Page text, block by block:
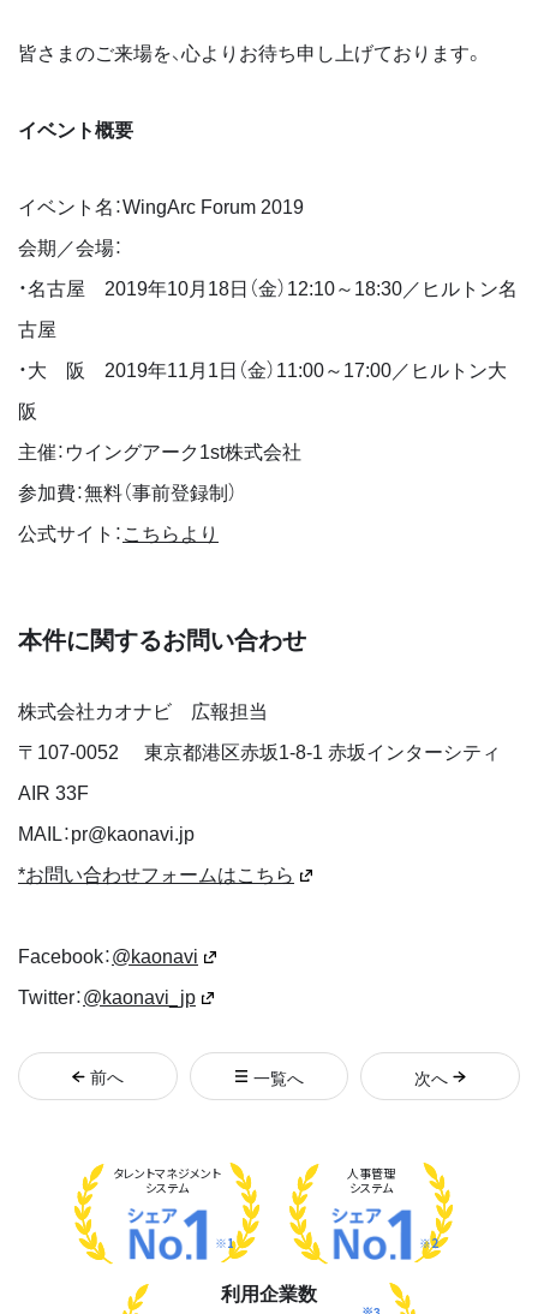
皆さまのご来場を、心よりお待ち申し上げております。
イベント概要
イベント名：WingArc Forum 2019
会期／会場：
・名古屋 2019年10月18日（金）12:10～18:30／ヒルトン名
古屋
・大 阪 2019年11月1日（金）11:00～17:00／ヒルトン大
阪
主催：ウイングアーク1st株式会社
参加費：無料（事前登録制）
公式サイト：こちらより
本件に関するお問い合わせ
株式会社カオナビ 広報担当
〒 107-0052
東京都港区赤坂1-8-1 赤坂インターシティ
AIR 33F
MAIL：pr@kaonavi.jp
*お問い合わせフォームはこちら
Facebook：@kaonavi
Twitter：@kaonavi_jp
前へ 一覧へ 次へ
タレントマネジメント
システム
※1
人事管理
システム
※2
利用企業数
※3